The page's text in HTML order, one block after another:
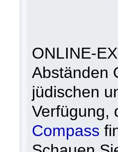
ONLINE-
Abständen
jüdischen
Verfügung,
Compass